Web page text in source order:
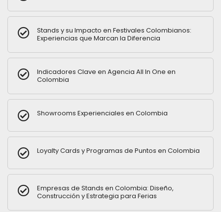
Stands y su Impacto en Festivales Colombianos:
Experiencias que Marcan la Diferencia
Indicadores Clave en Agencia All In One en
Colombia
Showrooms Experienciales en Colombia
Loyalty Cards y Programas de Puntos en Colombia
Empresas de Stands en Colombia: Diseño,
Construcción y Estrategia para Ferias